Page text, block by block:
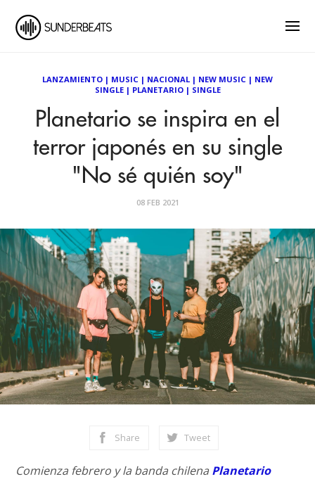
LANZAMIENTO | MUSIC | NACIONAL | NEW MUSIC | NEW
SINGLE| PLANETARIO| SINGLE
Planetario se inspira en el
terror japonés en su single
"No sé quién soy"
08 FEB 2021
Share Tweet
Comienza febrero y la banda chilena Planetario